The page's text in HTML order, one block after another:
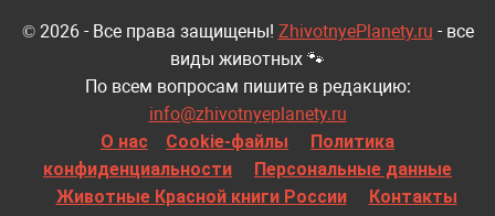
© 2026 - Все права защищены! ZhivotnyePlanety.ru - все
виды животных 🐾
По всем вопросам пишите в редакцию:
info@zhivotnyeplanety.ru
О нас
Cookie-файлы
Политика
конфиденциальности
Персональные данные
Животные Красной книги России
Контакты